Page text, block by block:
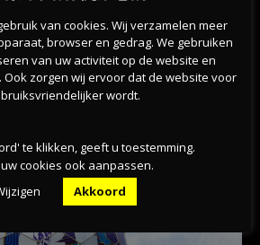
吹倒的
Next article
荷兰铁路NS承诺！2024年改善今
年的列车行程，更多班次更少延
误？
van cookies. Wij verzamelen meer
browser en gedrag. We gebruiken
van uw activiteit op de website en
zorgen wij ervoor dat de website voor
wordt.
te klikken, geeft u toestemming.
cookies ook aanpassen.
Akkoord